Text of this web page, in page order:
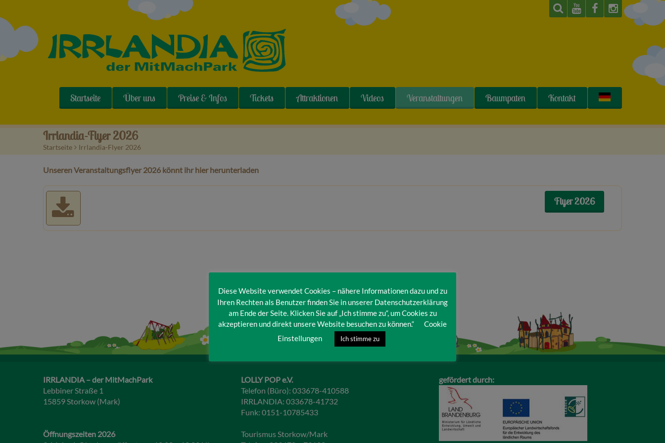
Startseite Über uns Preise & Infos Tickets Attraktionen Videos Veranstaltungen Baumpaten Kontakt
Irrlandia-Flyer 2026
Startseite > Irrlandia-Flyer 2026
Unseren Veranstaltungsflyer 2026 könnt ihr hier herunterladen
Flyer 2026
IRRLANDIA – der MitMachPark
Lebbiner Straße 1
15859 Storkow (Mark)
Öffnungszeiten 2026
LOLLY POP e.V.
Telefon (Büro): 033678-410588
IRRLANDIA: 033678-41732
Funk: 0151-10785433
Tourismus Storkow/Mark
gefördert durch:
Diese Website verwendet Cookies – nähere Informationen dazu und zu
Ihren Rechten als Benutzer finden Sie in unserer Datenschutzerklärung
am Ende der Seite. Klicken Sie auf „Ich stimme zu“, um Cookies zu
akzeptieren und direkt unsere Website besuchen zu können.“
Cookie
Einstellungen
Ich stimme zu